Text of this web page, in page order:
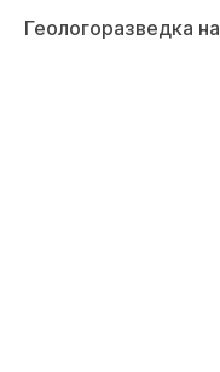
Геологоразведка